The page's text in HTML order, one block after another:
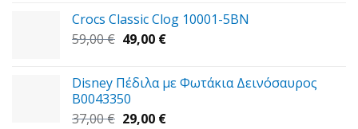
45,00 €.είναι:
39,00 €.
Crocs Classic Clog 10001-5BN
59,00€ Original
59,00 €.
49,00 €Η
είναι:
Disney Πέδιλα με Φωτάκια Δεινόσαυρος
B0043350
37,00€ Original
29,00 €Η